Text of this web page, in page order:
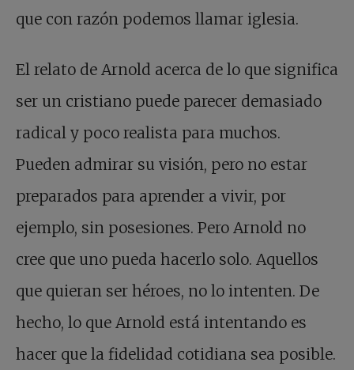
que con razón podemos llamar iglesia.
El relato de Arnold acerca de lo que significa
ser un cristiano puede parecer demasiado
radical y poco realista para muchos.
Pueden admirar su visión, pero no estar
preparados para aprender a vivir, por
ejemplo, sin posesiones. Pero Arnold no
cree que uno pueda hacerlo solo. Aquellos
que quieran ser héroes, no lo intenten. De
hecho, lo que Arnold está intentando es
hacer que la fidelidad cotidiana sea posible.